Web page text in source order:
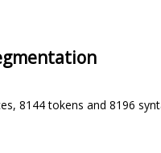
8144 tokens and 8196